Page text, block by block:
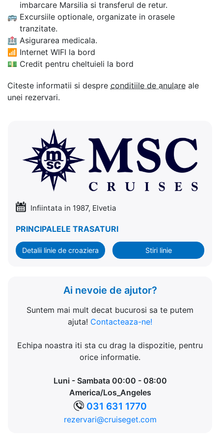
imbarcare Marsilia si transferul de retur.
🚌 Excursiile optionale, organizate in orasele
tranzitate.
🏥 Asigurarea medicala.
📶 Internet WIFI la bord
💵 Credit pentru cheltuieli la bord
Citeste informatii si despre conditiile de anulare ale
unei rezervari.
Infiintata in 1987, Elvetia
PRINCIPALELE TRASATURI
Detalii linie de croaziera Stiri linie
Ai nevoie de ajutor?
Suntem mai mult decat bucurosi sa te putem
ajuta! Contacteaza-ne!
Echipa noastra iti sta cu drag la dispozitie, pentru
orice informatie.
Luni - Sambata 00:00 - 08:00
America/Los_Angeles
031 631 1770
rezervari@cruiseget.com